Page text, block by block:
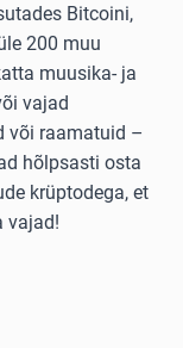
Bitcoini,
200 muu
muusika- ja
vajad
või raamatuid –
hõlpsasti osta
krüptodega, et
vajad!